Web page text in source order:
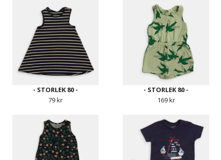
- STORLEK 80 -
79 kr
- STORLEK 80 -
169 kr